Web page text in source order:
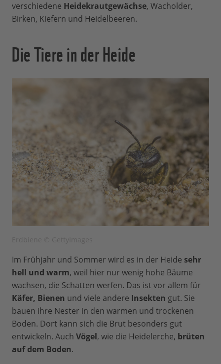
verschiedene Heidekrautgewächse, Wacholder,
Birken, Kiefern und Heidelbeeren.
Die Tiere in der Heide
Im Frühjahr und Sommer wird es in der Heide sehr
hell und warm, weil hier nur wenig hohe Bäume
wachsen, die Schatten werfen. Das ist vor allem für
Käfer, Bienen und viele andere Insekten gut. Sie
bauen ihre Nester in den warmen und trockenen
Boden. Dort kann sich die Brut besonders gut
entwickeln. Auch Vögel, wie die Heidelerche, brüten
auf dem Boden.